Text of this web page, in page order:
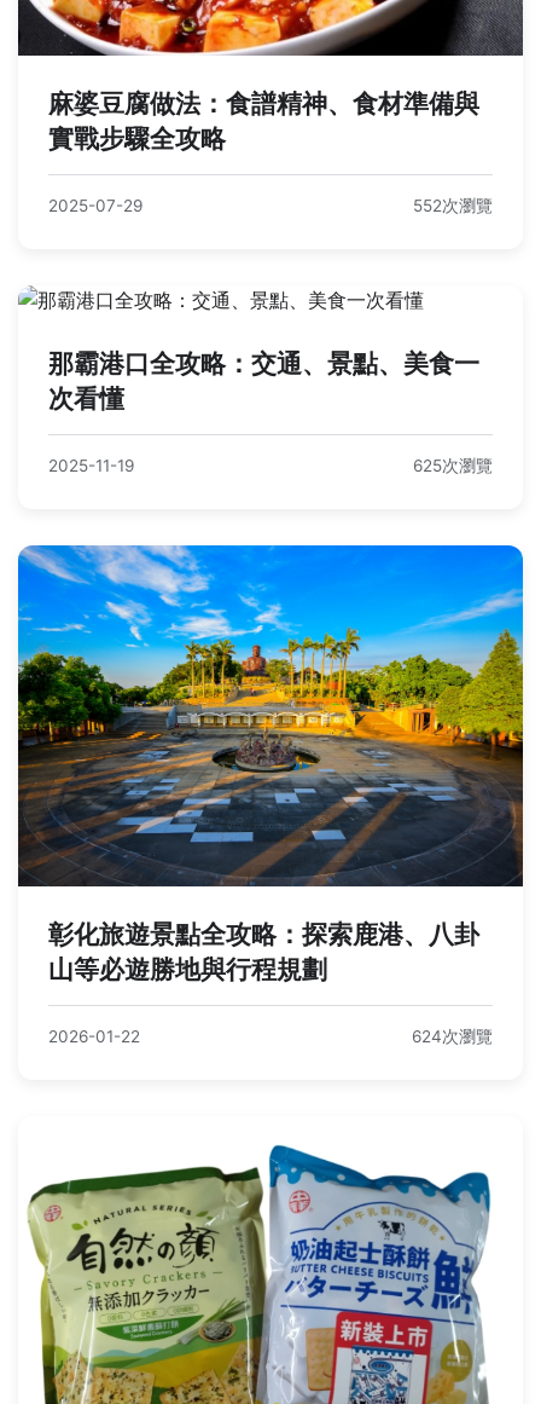
麻婆豆腐做法：食譜精神、食材準備與
實戰步驟全攻略
2025-07-29 552次瀏覽
那霸港口全攻略：交通、景點、美食一
次看懂
2025-11-19 625次瀏覽
彰化旅遊景點全攻略：探索鹿港、八卦
山等必遊勝地與行程規劃
2026-01-22 624次瀏覽